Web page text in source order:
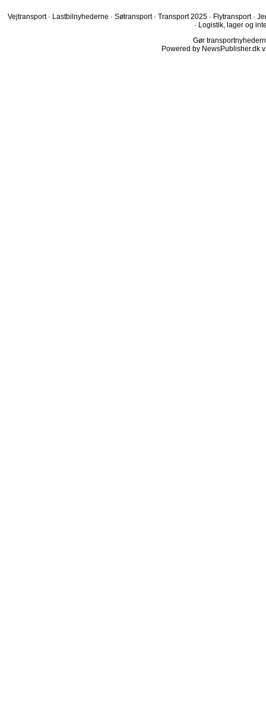
Vejtransport · Lastbilnyhederne · Søtransport · Transport 2025 · Flytransport ·
· Logistik, lager og
Gør
Powered by NewsPublisher.dk